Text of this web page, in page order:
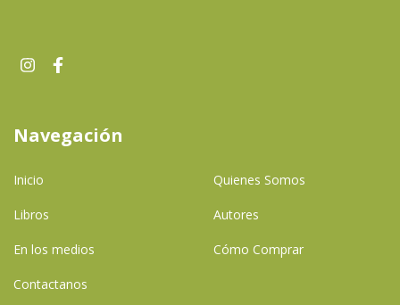
Navegación
Inicio Quienes Somos
Libros Autores
En los medios Cómo Comprar
Contactanos